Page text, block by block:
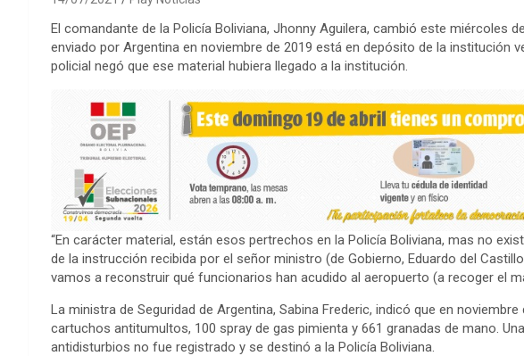
El comandante de la Policía Boliviana, Jhonny Aguilera, cambió este miércoles
enviado por Argentina en noviembre de 2019 está en depósito de la institución
policial negó que ese material hubiera llegado a la institución.
“En carácter material, están esos pertrechos en la Policía Boliviana, mas no
de la instrucción recibida por el señor ministro (de Gobierno, Eduardo del
vamos a reconstruir qué funcionarios han acudido al aeropuerto (a recoger el
La ministra de Seguridad de Argentina, Sabina Frederic, indicó que en
cartuchos antitumultos, 100 spray de gas pimienta y 661 granadas de mano.
antidisturbios no fue registrado y se destinó a la Policía Boliviana.